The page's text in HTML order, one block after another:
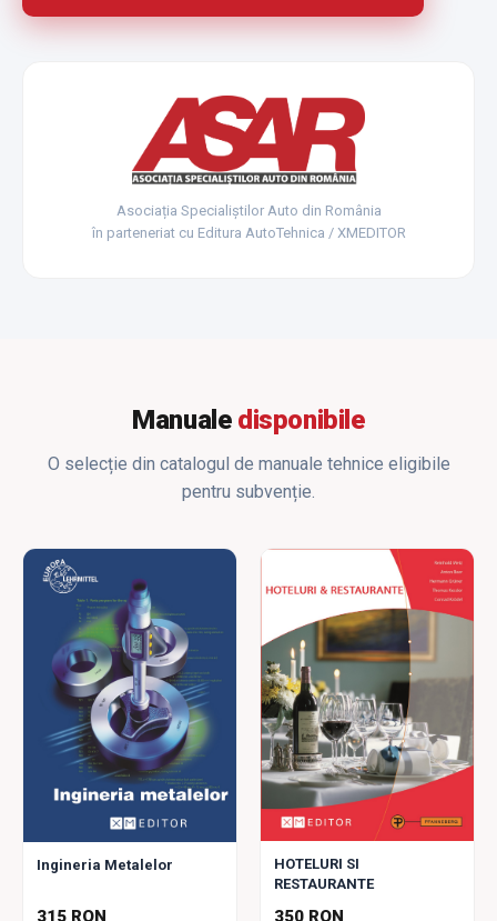
Asociația Specialiștilor Auto din România
în parteneriat cu Editura AutoTehnica / XMEDITOR
Manuale disponibile
O selecție din catalogul de manuale tehnice eligibile
pentru subvenție.
Ingineria Metalelor
315 RON
HOTELURI SI
RESTAURANTE
350 RON